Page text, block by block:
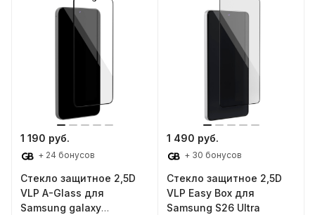
1 190 руб.
+ 24 бонусов
Стекло защитное 2,5D
VLP A-Glass для
Samsung galaxy
1 490 руб.
+ 30 бонусов
Стекло защитное 2,5D
VLP Easy Box для
Samsung S26 Ultra